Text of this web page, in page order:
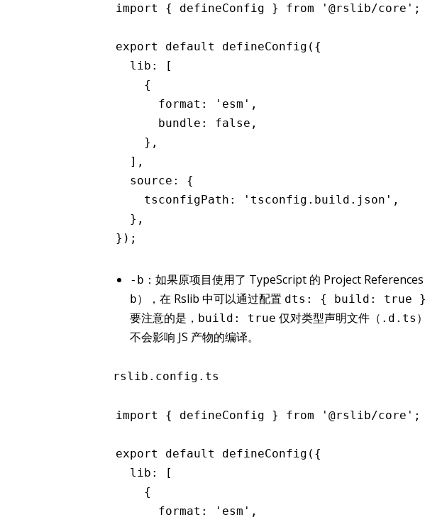
import { defineConfig } from '@rslib/core' ;
export default defineConfig ({
  lib
:
[
    {
      format
: 'esm' ,
      bundle
: false ,
    }
,
  ]
,
  source
:
{
    tsconfigPath
: 'tsconfig.build.json' ,
  }
,
});
-b ：如果原项目使用了 TypeScript 的 Project
b），在 Rslib 中可以通过配置 dts: { build: true }
要注意的是， build: true 仅对类型声明文件（ .d.ts
不会影响 JS 产物的编译。
rslib.config.ts
import { defineConfig } from '@rslib/core' ;
export default defineConfig ({
  lib
:
[
    {
      format
: 'esm' ,